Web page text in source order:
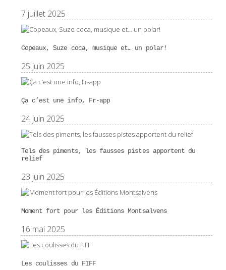
7 juillet 2025
Copeaux, Suze coca, musique et… un polar!
25 juin 2025
Ça c’est une info, Fr-app
24 juin 2025
Tels des piments, les fausses pistes apportent du
relief
23 juin 2025
Moment fort pour les Éditions Montsalvens
16 mai 2025
Les coulisses du FIFF